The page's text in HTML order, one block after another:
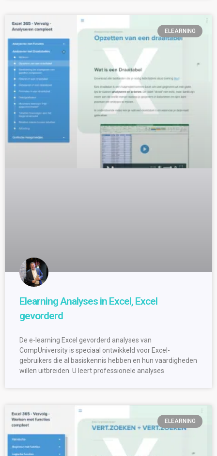
ELEARNING
Elearning Analyses in Excel, Excel
gevorderd
De e-learning Excel gevorderd analyses van
CompUniversity is speciaal ontwikkeld voor Excel-
gebruikers die al basiskennis hebben en hun vaardigheden
willen uitbreiden. U leert professionele analyses
ELEARNING